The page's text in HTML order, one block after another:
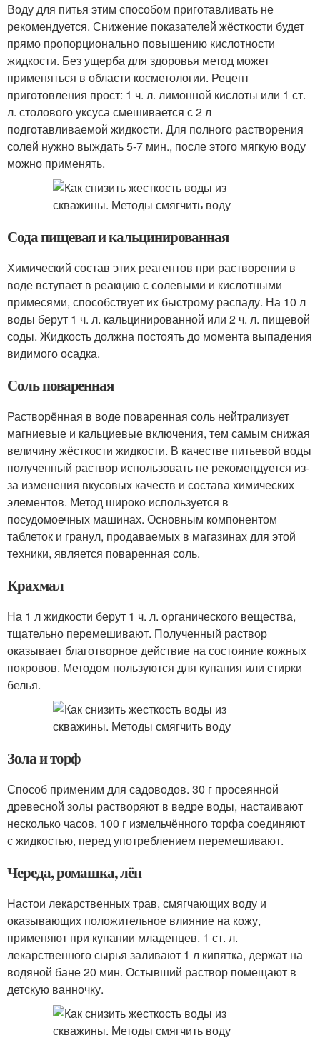
Воду для питья этим способом приготавливать не
рекомендуется. Снижение показателей жёсткости будет
прямо пропорционально повышению кислотности
жидкости. Без ущерба для здоровья метод может
применяться в области косметологии. Рецепт
приготовления прост: 1 ч. л. лимонной кислоты или 1 ст.
л. столового уксуса смешивается с 2 л
подготавливаемой жидкости. Для полного растворения
солей нужно выждать 5-7 мин., после этого мягкую воду
можно применять.
Сода пищевая и кальцинированная
Химический состав этих реагентов при растворении в
воде вступает в реакцию с солевыми и кислотными
примесями, способствует их быстрому распаду. На 10 л
воды берут 1 ч. л. кальцинированной или 2 ч. л. пищевой
соды. Жидкость должна постоять до момента выпадения
видимого осадка.
Соль поваренная
Растворённая в воде поваренная соль нейтрализует
магниевые и кальциевые включения, тем самым снижая
величину жёсткости жидкости. В качестве питьевой воды
полученный раствор использовать не рекомендуется из-
за изменения вкусовых качеств и состава химических
элементов. Метод широко используется в
посудомоечных машинах. Основным компонентом
таблеток и гранул, продаваемых в магазинах для этой
техники, является поваренная соль.
Крахмал
На 1 л жидкости берут 1 ч. л. органического вещества,
тщательно перемешивают. Полученный раствор
оказывает благотворное действие на состояние кожных
покровов. Методом пользуются для купания или стирки
белья.
Зола и торф
Способ применим для садоводов. 30 г просеянной
древесной золы растворяют в ведре воды, настаивают
несколько часов. 100 г измельчённого торфа соединяют
с жидкостью, перед употреблением перемешивают.
Череда, ромашка, лён
Настои лекарственных трав, смягчающих воду и
оказывающих положительное влияние на кожу,
применяют при купании младенцев. 1 ст. л.
лекарственного сырья заливают 1 л кипятка, держат на
водяной бане 20 мин. Остывший раствор помещают в
детскую ванночку.